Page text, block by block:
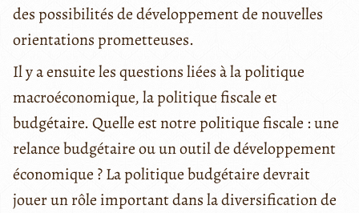
des possibilités de développement de nouvelles
orientations prometteuses.
Il y a ensuite les questions liées à la politique
macroéconomique, la politique fiscale et
budgétaire. Quelle est notre politique fiscale : une
relance budgétaire ou un outil de développement
économique ? La politique budgétaire devrait
jouer un rôle important dans la diversification de